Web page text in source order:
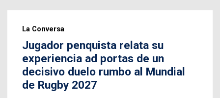
La Conversa
Jugador penquista relata su
experiencia ad portas de un
decisivo duelo rumbo al Mundial
de Rugby 2027